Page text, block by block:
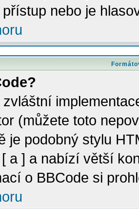
nebo je
zvláštní
(můžete toto
je podobný stylu
a ] a nabízí větší
o BBCode si